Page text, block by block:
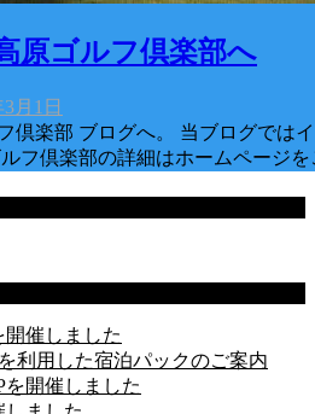
原ゴルフ倶楽部へ
月1日
倶楽部 ブログへ。 当ブログでは
フ倶楽部の詳細はホームページ
催しました
利用した宿泊パックのご案内
開催しました